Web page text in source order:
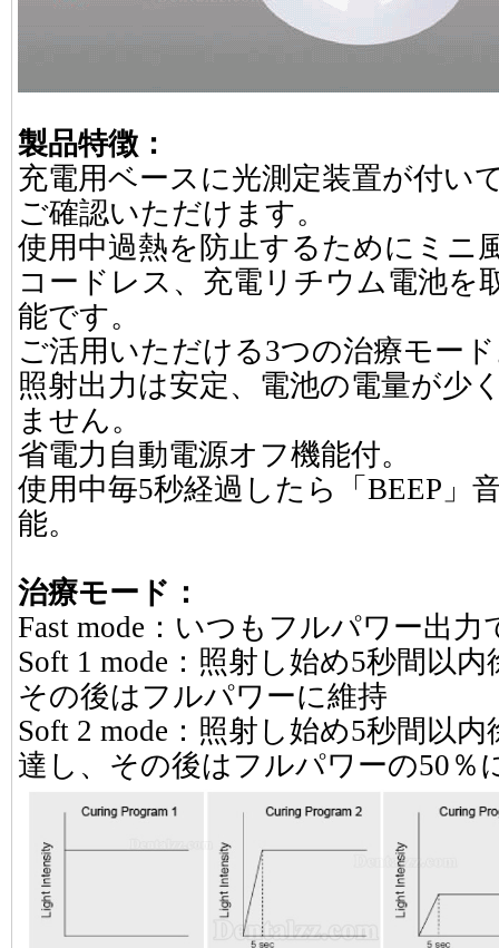
製品特徴：
充電用ベースに光測定装置が付い
ご確認いただけます。
使用中過熱を防止するためにミニ
コードレス、充電リチウム電池を
能です。
ご活用いただける3つの治療モー
照射出力は安定、電池の電量が少
ません。
省電力自動電源オフ機能付。
使用中毎5秒経過したら「BEEP」
能。
治療モード：
Fast mode：いつもフルパワー出力
Soft 1 mode：照射し始め5秒間以
その後はフルパワーに維持
Soft 2 mode：照射し始め5秒間以
達し、その後はフルパワーの50％